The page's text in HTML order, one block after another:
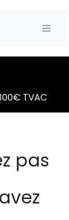
TVAC
pas